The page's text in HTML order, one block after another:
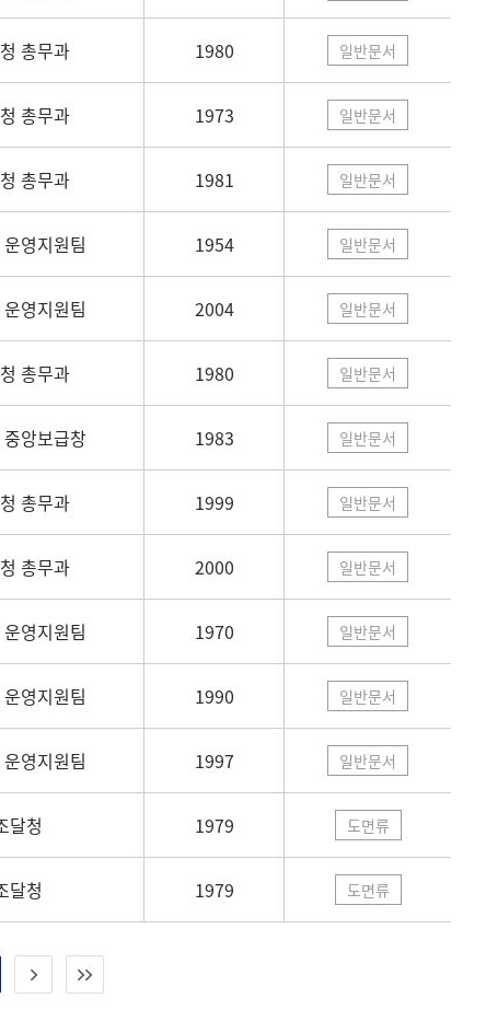
총무과 1980 일반문서
총무과 1973 일반문서
총무과 1981 일반문서
영지원팀 1954 일반문서
영지원팀 2004 일반문서
총무과 1980 일반문서
앙보급창 1983 일반문서
총무과 1999 일반문서
총무과 2000 일반문서
영지원팀 1970 일반문서
영지원팀 1990 일반문서
영지원팀 1997 일반문서
달청 1979 도면류
달청 1979 도면류